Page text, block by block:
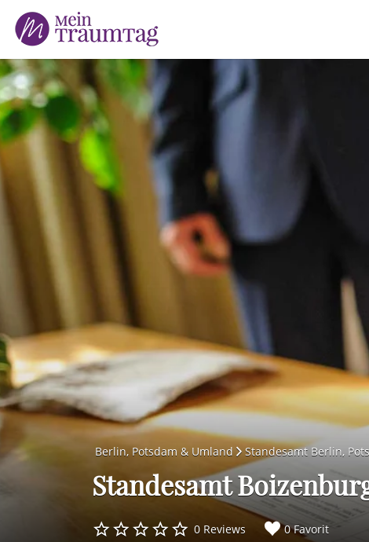
Suchen
nach:
Berlin, Potsdam & Umland Standesamt Berlin,
Standesamt
0 Reviews 0 Favorit